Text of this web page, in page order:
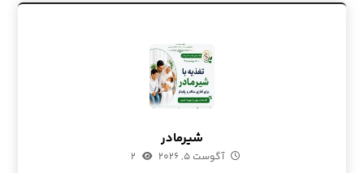
شیرمادر
آگوست ۵, ۲۰۲۶ ۲